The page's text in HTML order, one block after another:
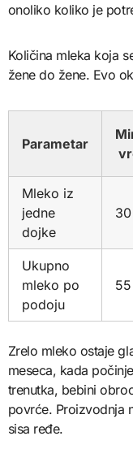
onoliko koliko je
Količina mleka koja
žene do žene. Evo
Parametar
Mleko iz
jedne
dojke
Ukupno
mleko po
podoju
Zrelo mleko ostaje
meseca, kada
trenutka, bebini
povrće. Proizvodnja
sisa ređe.